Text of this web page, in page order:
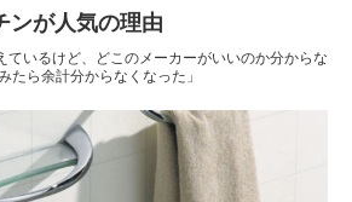
ンが人気の理由
ているけど、どこのメーカーがいいのか分からな
たら余計分からなくなった」